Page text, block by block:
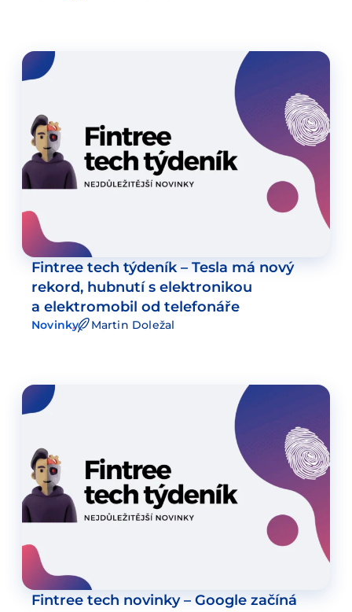
Fintree tech týdeník – Tesla má nový
rekord, hubnutí s elektronikou
a elektromobil od telefonáře
Novinky Martin Doležal
Fintree tech novinky – Google začíná